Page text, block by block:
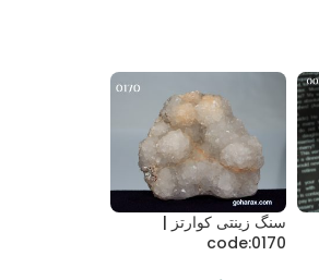
سنگ زینتی کوارتز |
code:0170